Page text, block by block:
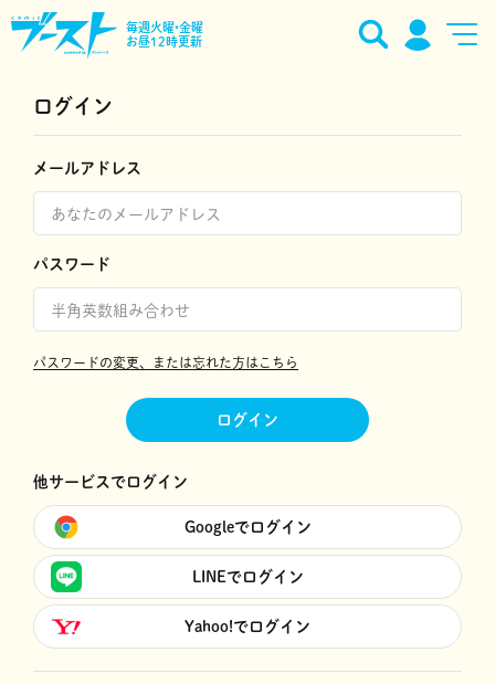
毎週火曜•金曜
お昼12時更新
ログイン
メールアドレス
パスワード
パスワードの変更、または忘れた方はこちら
ログイン
他サービスでログイン
Googleでログイン
LINEでログイン
Yahoo!でログイン